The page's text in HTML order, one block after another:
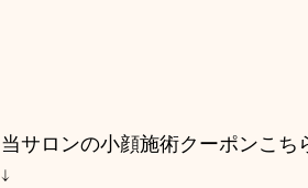
当サロンの小顔施術クーポンこち
↓